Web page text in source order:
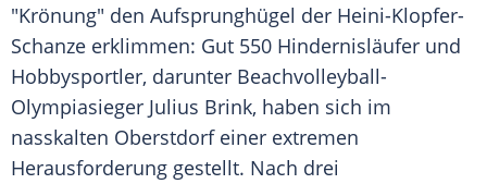
"Krönung" den Aufsprunghügel der Heini-Klopfer-
Schanze erklimmen: Gut 550 Hindernisläufer und
Hobbysportler, darunter Beachvolleyball-
Olympiasieger Julius Brink, haben sich im
nasskalten Oberstdorfeiner extremen
Herausforderung gestellt. Nach drei